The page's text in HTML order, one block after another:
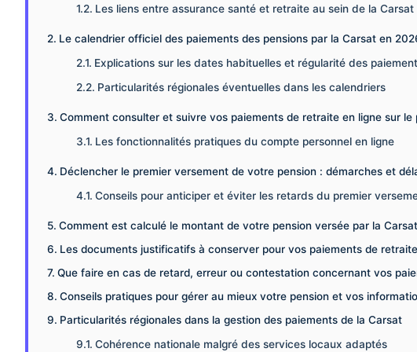
Les liens entre assurance santé et retraite au sein de la Carsat
Le calendrier officiel des paiements des pensions par la Carsat en
Explications sur les dates habituelles et régularité des
Particularités régionales éventuelles dans les calendriers
Comment consulter et suivre vos paiements de retraite en ligne sur le
Les fonctionnalités pratiques du compte personnel en ligne
Déclencher le premier versement de votre pension : démarches et
Conseils pour anticiper et éviter les retards du premier
Comment est calculé le montant de votre pension versée par la
Les documents justificatifs à conserver pour vos paiements de retraite
Que faire en cas de retard, erreur ou contestation concernant vos
Conseils pratiques pour gérer au mieux votre pension et vos
Particularités régionales dans la gestion des paiements de la Carsat
Cohérence nationale malgré des services locaux adaptés